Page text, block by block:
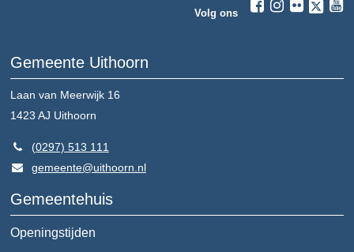
Volg ons
Gemeente Uithoorn
Laan van Meerwijk 16
1423 AJ Uithoorn
(0297) 513 111
gemeente@uithoorn.nl
Gemeentehuis
Openingstijden